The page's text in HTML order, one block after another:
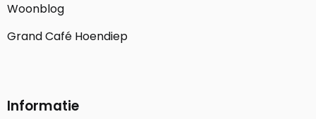
Woonblog
Grand Café Hoendiep
Informatie